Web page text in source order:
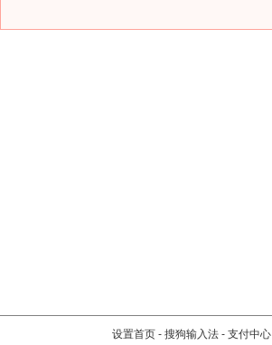
设置首页 - 搜狗输入法 - 支付中心